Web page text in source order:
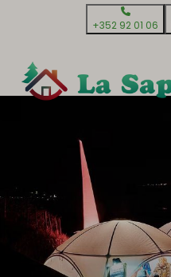
+352 92 01 06